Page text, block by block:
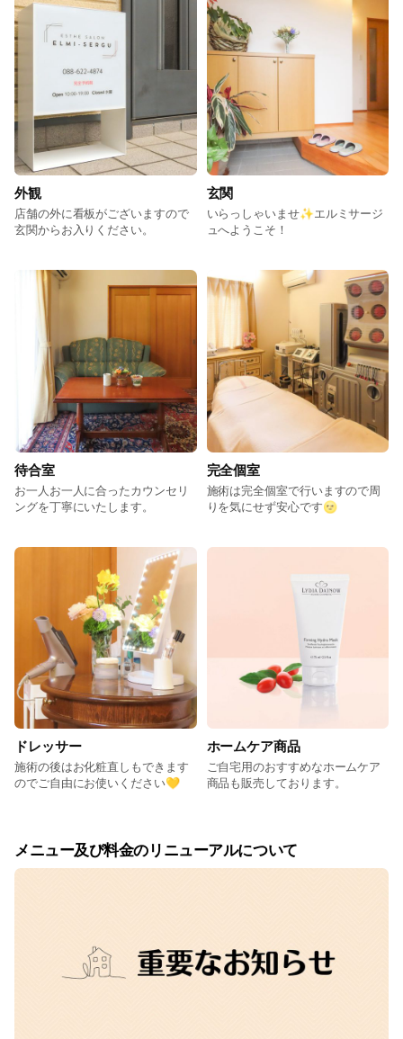
✅当店は「インディバ」「ウィンバック」正規導入店です。
◆完全予約制
予約受付及びキャンセル：前日まで
◆完全個室制
1名様で一室の対応となります。
2名同時のご予約はできません。
外観
店舗の外に看板がございますので
玄関からお入りください。
玄関
いらっしゃいませ✨エルミサージ
ュへようこそ！
待合室
お一人お一人に合ったカウンセリ
ングを丁寧にいたします。
完全個室
施術は完全個室で行いますので周
りを気にせず安心です🌝
ドレッサー
施術の後はお化粧直しもできます
のでご自由にお使いください💛
ホームケア商品
ご自宅用のおすすめなホームケア
商品も販売しております。
メニュー及び料金のリニューアルについて